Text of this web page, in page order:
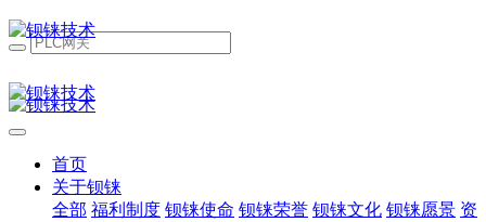
首页
关于钡铼
全部 福利制度 钡铼使命 钡铼荣誉 钡铼文化 钡铼愿景 资